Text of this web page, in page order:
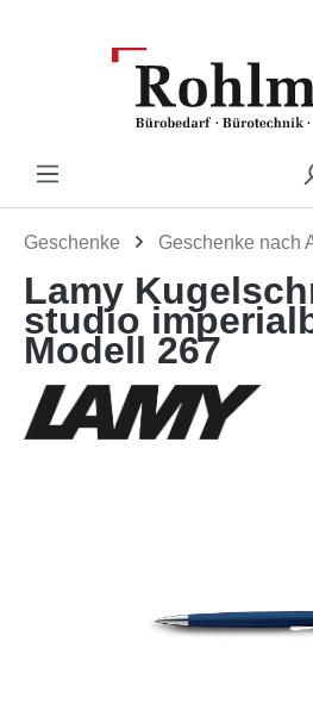
Geschenke Geschenke nach
Lamy
studio
Modell 267